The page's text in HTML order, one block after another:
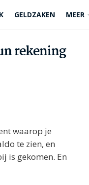
GELDZAKEN MEER
rekening
waarop je
te zien, en
is gekomen. En